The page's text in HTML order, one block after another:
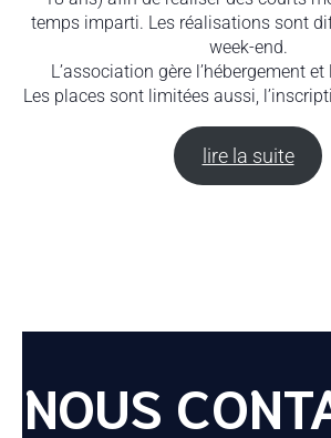
temps imparti. Les réalisations sont
week-end.
L’association gère l’hébergement
Les places sont limitées aussi,
lire la suite
NOUS